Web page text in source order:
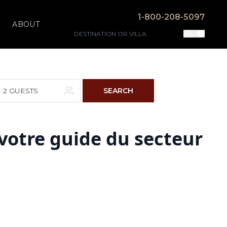
ABOUT
1-800-208-5097
F S
2 GUESTS SEARCH
guide du secteur